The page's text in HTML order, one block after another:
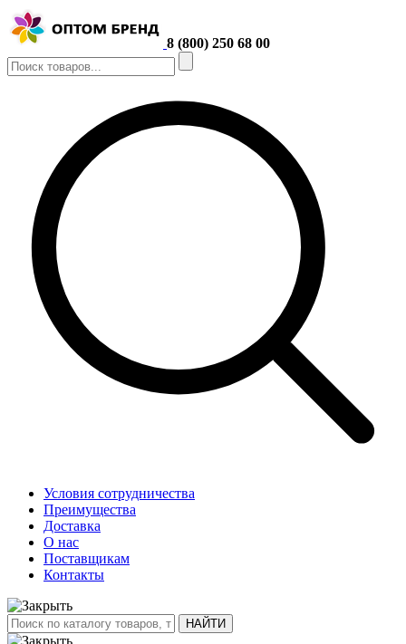
8 (800) 250 68 00
Условия сотрудничества
Преимущества
Доставка
О нас
Поставщикам
Контакты